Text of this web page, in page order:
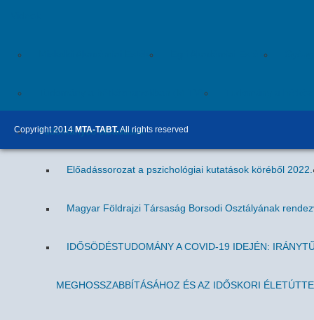
Tudományos előadások
Előadássorozat a pszichológiai kutatások köréből 2022.
Magyar Földrajzi Társaság Borsodi Osztályának
IDŐSÖDÉSTUDOMÁNY A COVID-19 IDEJÉN:
MEGHOSSZABBÍTÁSÁHOZ ÉS AZ IDŐSKORI
Copyright 2014 MTA-TABT.All rights reserved